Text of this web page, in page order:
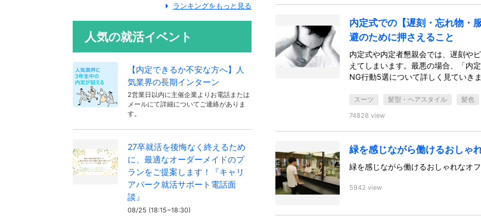
ランキングをもっと見る
人気の就活イベント
【内定できるか不安な方へ】人
気業界の長期インターン
2営業日以内に主催企業よりお電話または
メールにて詳細についてご連絡がありま
す。
27卒就活を後悔なく終えるため
に、最適なオーダーメイドのプ
ランをご提案します！『キャリ
アパーク就活サポート電話面
談』
08/25 (18:15~18:30)
内定式での【遅刻・忘れ物・
避のために押さえること
内定式や内定者懇親会では、遅刻や
えてしまいます。最悪の場合、「内
NG行動5選について詳しく見ていきま
スーツ 髪型・ヘアスタイル 髪色
74828 view
緑を感じながら働けるおしゃ
緑を感じながら働けるおしゃれなオ
5942 view